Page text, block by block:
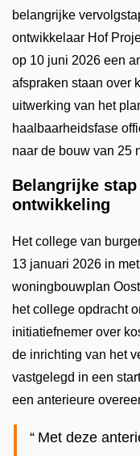
belangrijke
ontwikkelaar Hof
op 10 juni 2026 een
afspraken staan over
uitwerking van het
haalbaarheidsfase
naar de bouw van 25
Belangrijke
ontwikkeling
Het college van
13 januari 2026 in
woningbouwplan
het college opdracht
initiatiefnemer over
de inrichting van het
vastgelegd in een
een anterieure
Met deze